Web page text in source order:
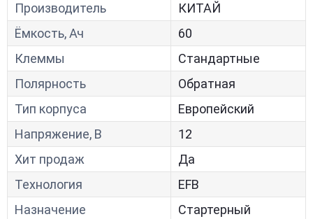
Производитель
КИТАЙ
Ёмкость, Ач
60
Клеммы
Стандартные
Полярность
Обратная
Тип корпуса
Европейский
Напряжение, В
12
Хит продаж
Да
Технология
EFB
Назначение
Стартерный